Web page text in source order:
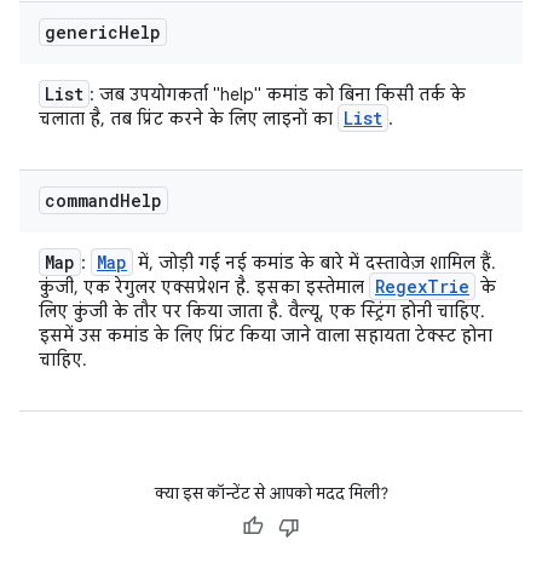
genericHelp
List : जब उपयोगकर्ता "help" कमांड को बिना किसी तर्क के
चलाता है, तब प्रिंट करने के लिए लाइनों का List .
commandHelp
Map : Map में, जोड़ी गई नई कमांड के बारे में दस्तावेज़ शामिल हैं.
कुंजी, एक रेगुलर एक्सप्रेशन है. इसका इस्तेमाल RegexTrie के
लिए कुंजी के तौर पर किया जाता है. वैल्यू, एक स्ट्रिंग होनी चाहिए.
इसमें उस कमांड के लिए प्रिंट किया जाने वाला सहायता टेक्स्ट होना
चाहिए.
क्या इस कॉन्टेंट से आपको मदद मिली?